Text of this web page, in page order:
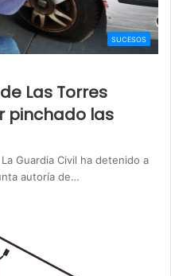
SUCESOS
Las Torres
pinchado las
Guardia Civil ha detenido a
autoría de…